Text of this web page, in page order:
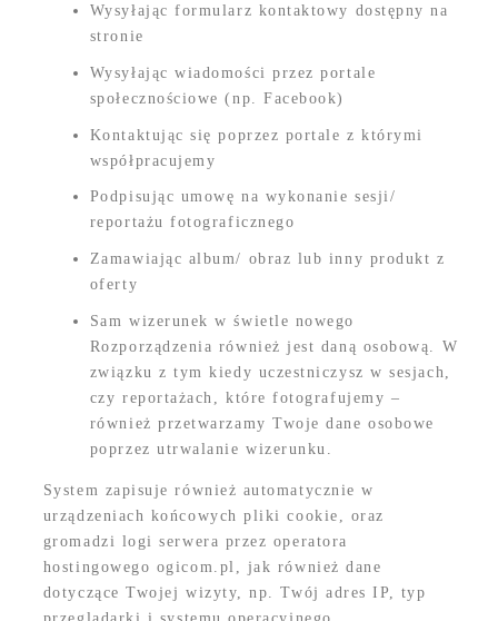
Wysyłając formularz kontaktowy dostępny na
stronie
Wysyłając wiadomości przez portale
społecznościowe (np. Facebook)
Kontaktując się poprzez portale z którymi
współpracujemy
Podpisując umowę na wykonanie sesji/
reportażu fotograficznego
Zamawiając album/ obraz lub inny produkt z
oferty
Sam wizerunek w świetle nowego
Rozporządzenia również jest daną osobową. W
związku z tym kiedy uczestniczysz w sesjach,
czy reportażach, które fotografujemy –
również przetwarzamy Twoje dane osobowe
poprzez utrwalanie wizerunku.
System zapisuje również automatycznie w
urządzeniach końcowych pliki cookie, oraz
gromadzi logi serwera przez operatora
hostingowego ogicom.pl, jak również dane
dotyczące Twojej wizyty, np. Twój adres IP, typ